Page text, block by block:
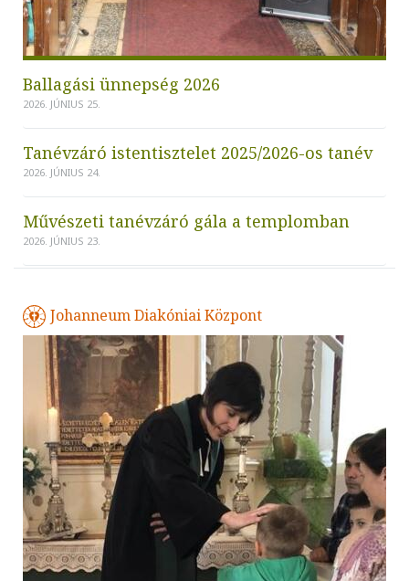
Ballagási ünnepség 2026
2026. JÚNIUS 25.
Tanévzáró istentisztelet 2025/2026-os tanév
2026. JÚNIUS 24.
Művészeti tanévzáró gála a templomban
2026. JÚNIUS 23.
Johanneum Diakóniai Központ